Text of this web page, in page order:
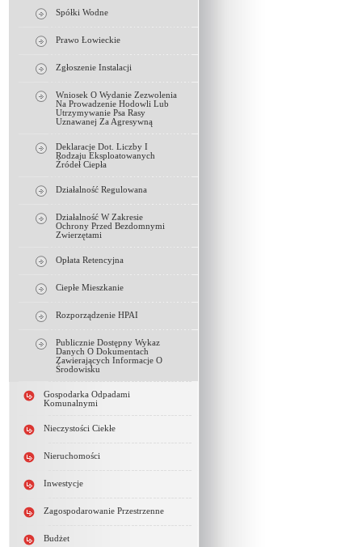
Spółki Wodne
Prawo Łowieckie
Zgłoszenie Instalacji
Wniosek O Wydanie Zezwolenia
Na Prowadzenie Hodowli Lub
Utrzymywanie Psa Rasy
Uznawanej Za Agresywną
Deklaracje Dot. Liczby I
Rodzaju Eksploatowanych
Źródeł Ciepła
Działalność Regulowana
Działalność W Zakresie
Ochrony Przed Bezdomnymi
Zwierzętami
Opłata Retencyjna
Ciepłe Mieszkanie
Rozporządzenie HPAI
Publicznie Dostępny Wykaz
Danych O Dokumentach
Zawierających Informacje O
Środowisku
Gospodarka Odpadami
Komunalnymi
Nieczystości Ciekłe
Nieruchomości
Inwestycje
Zagospodarowanie Przestrzenne
Budżet